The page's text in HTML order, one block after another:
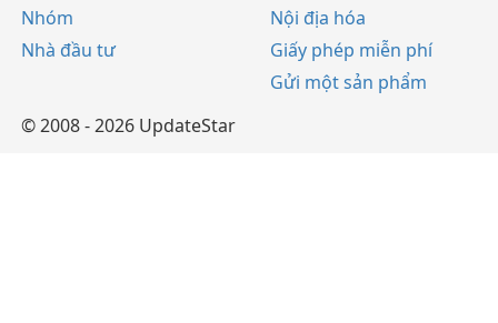
Nhóm
Nhà đầu tư
Nội địa hóa
Giấy phép miễn phí
Gửi một sản phẩm
© 2008 - 2026 UpdateStar